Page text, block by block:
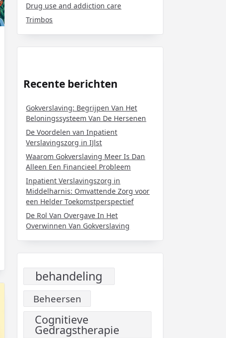
Drug use and addiction care
Trimbos
Recente berichten
Gokverslaving: Begrijpen Van Het
Beloningssysteem Van De Hersenen
De Voordelen van Inpatient
Verslavingszorg in IJlst
Waarom Gokverslaving Meer Is Dan
Alleen Een Financieel Probleem
Inpatient Verslavingszorg in
Middelharnis: Omvattende Zorg voor
een Helder Toekomstperspectief
De Rol Van Overgave In Het
Overwinnen Van Gokverslaving
behandeling
Beheersen
Cognitieve
Gedragstherapie